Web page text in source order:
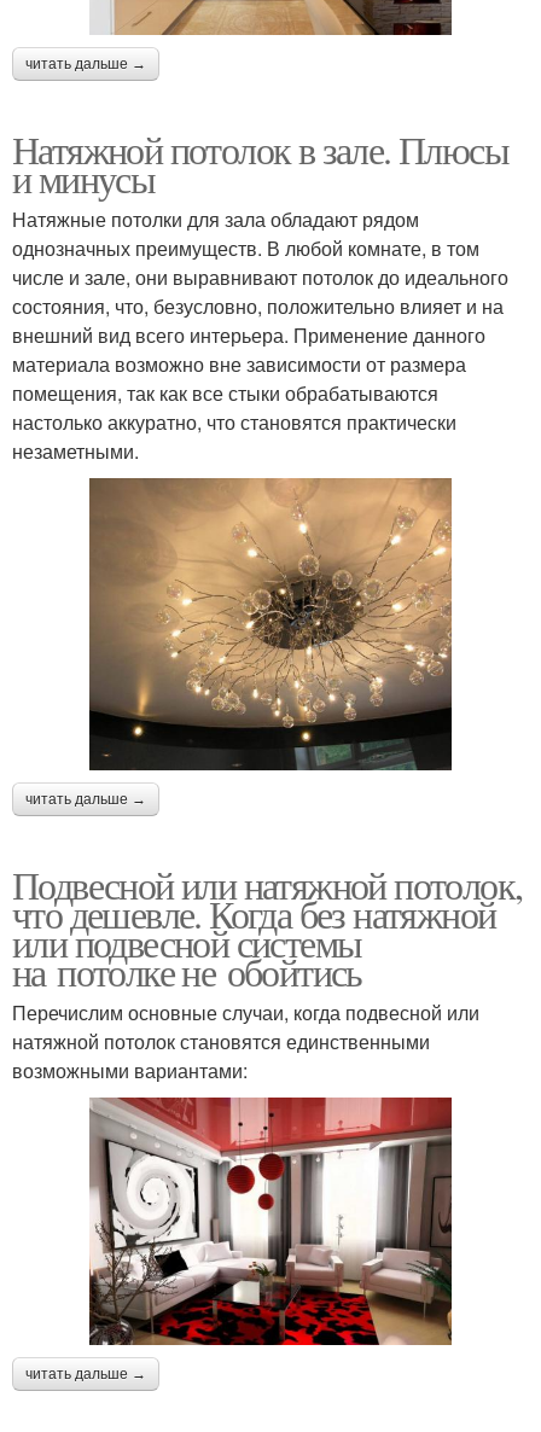
читать дальше →
Натяжной потолок в зале. Плюсы
и минусы
Натяжные потолки для зала обладают рядом
однозначных преимуществ. В любой комнате, в том
числе и зале, они выравнивают потолок до идеального
состояния, что, безусловно, положительно влияет и на
внешний вид всего интерьера. Применение данного
материала возможно вне зависимости от размера
помещения, так как все стыки обрабатываются
настолько аккуратно, что становятся практически
незаметными.
читать дальше →
Подвесной или натяжной потолок,
что дешевле. Когда без натяжной
или подвесной системы
на потолке не обойтись
Перечислим основные случаи, когда подвесной или
натяжной потолок становятся единственными
возможными вариантами:
читать дальше →